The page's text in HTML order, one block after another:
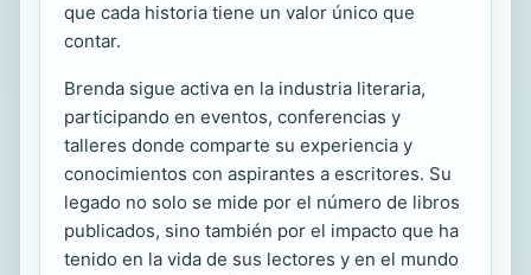
que cada historia tiene un valor único que
contar.
Brenda sigue activa en la industria literaria,
participando en eventos, conferencias y
talleres donde comparte su experiencia y
conocimientos con aspirantes a escritores. Su
legado no solo se mide por el número de libros
publicados, sino también por el impacto que ha
tenido en la vida de sus lectores y en el mundo